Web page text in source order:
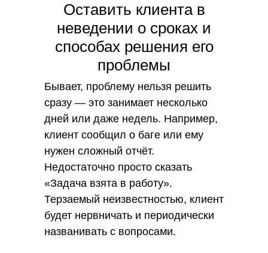
Оставить клиента в
неведении о сроках и
способах решения его
проблемы
Бывает, проблему нельзя решить
сразу — это занимает несколько
дней или даже недель. Например,
клиент сообщил о баге или ему
нужен сложный отчёт.
Недостаточно просто сказать
«Задача взята в работу».
Терзаемый неизвестностью, клиент
будет нервничать и периодически
названивать с вопросами.